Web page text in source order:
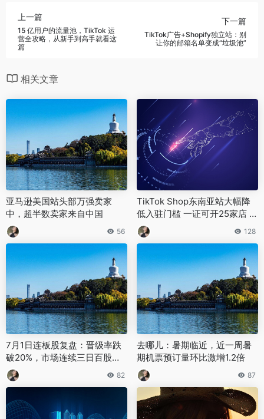
上一篇
15 亿用户的流量池，TikTok 运
营全攻略，从新手到高手就看这
篇
下一篇
TikTok广告+Shopify独立站：别
让你的邮箱名单变成“垃圾池”
相关文章
亚马逊美国站头部万强卖家
中，超半数卖家来自中国
56
TikTok Shop东南亚站大幅降
低入驻门槛 一证可开25家店 新
店90天免保证金
128
7月1日连板股复盘：晋级率跌
破20%，市场连续三日百股涨
停
82
去哪儿：暑期临近，近一周暑
期机票预订量环比激增1.2倍
87